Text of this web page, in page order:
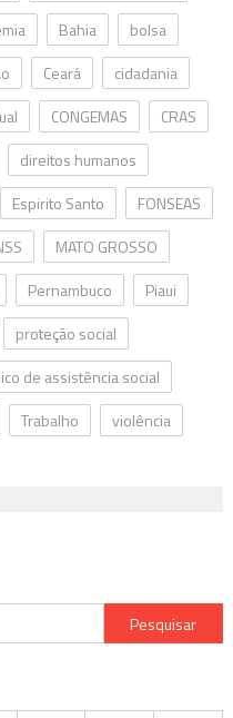
Bahia
bolsa
Ceará
cidadania
CONGEMAS
CRAS
direitos humanos
Espirito Santo
FONSEAS
MATO GROSSO
Pernambuco
Piaui
proteção social
de assistência social
Trabalho violência
Pesquisar
por: